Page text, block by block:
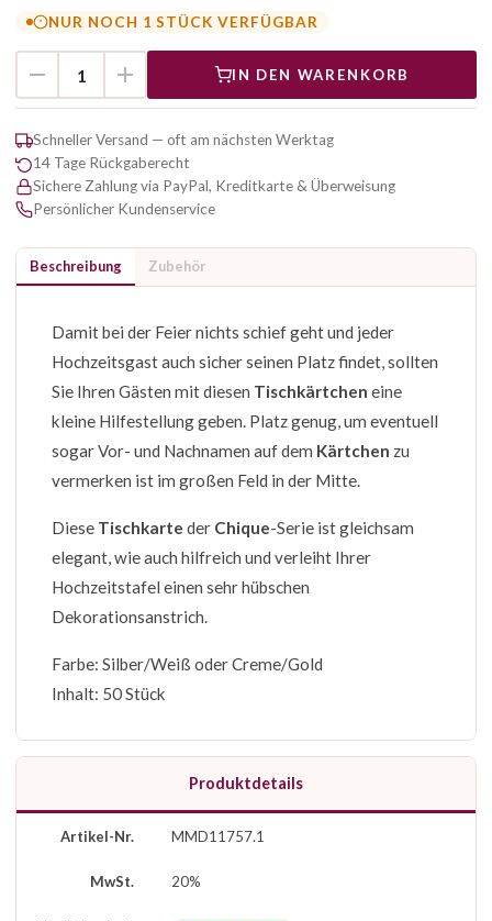
NUR NOCH 1 STÜCK VERFÜGBAR
IN DEN WARENKORB
Schneller Versand — oft am nächsten Werktag
14 Tage Rückgaberecht
Sichere Zahlung via PayPal, Kreditkarte & Überweisung
Persönlicher Kundenservice
Beschreibung Zubehör
Damit bei der Feier nichts schief geht und jeder
Hochzeitsgast auch sicher seinen Platz findet, sollten
Sie Ihren Gästen mit diesen Tischkärtchen eine
kleine Hilfestellung geben. Platz genug, um eventuell
sogar Vor- und Nachnamen auf dem Kärtchen zu
vermerken ist im großen Feld in der Mitte.
Diese Tischkarte der Chique-Serie ist gleichsam
elegant, wie auch hilfreich und verleiht Ihrer
Hochzeitstafel einen sehr hübschen
Dekorationsanstrich.
Farbe: Silber/Weiß oder Creme/Gold
Inhalt: 50 Stück
Produktdetails
Artikel-Nr. MMD11757.1
MwSt. 20%